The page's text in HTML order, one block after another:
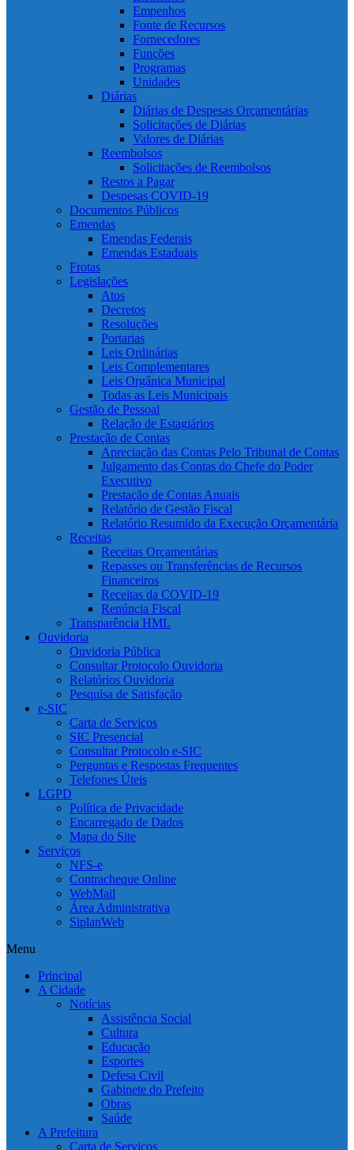
Empenhos
Fonte de Recursos
Fornecedores
Funções
Programas
Unidades
Diárias
Diárias de Despesas Orçamentárias
Solicitações de Diárias
Valores de Diárias
Reembolsos
Solicitações de Reembolsos
Restos a Pagar
Despesas COVID-19
Documentos Públicos
Emendas
Emendas Federais
Emendas Estaduais
Frotas
Legislações
Atos
Decretos
Resoluções
Portarias
Leis Ordinárias
Leis Complementares
Leis Orgânica Municipal
Todas as Leis Municipais
Gestão de Pessoal
Relação de Estagiários
Prestação de Contas
Apreciação das Contas Pelo Tribunal de Contas
Julgamento das Contas do Chefe do Poder
Executivo
Prestação de Contas Anuais
Relatório de Gestão Fiscal
Relatório Resumido da Execução Orçamentária
Receitas
Receitas Orçamentárias
Repasses ou Transferências de Recursos
Financeiros
Receitas da COVID-19
Renúncia Fiscal
Transparência HML
Ouvidoria
Ouvidoria Pública
Consultar Protocolo Ouvidoria
Relatórios Ouvidoria
Pesquisa de Satisfação
e-SIC
Carta de Serviços
SIC Presencial
Consultar Protocolo e-SIC
Perguntas e Respostas Frequentes
Telefones Úteis
LGPD
Política de Privacidade
Encarregado de Dados
Mapa do Site
Serviços
NFS-e
Contracheque Online
WebMail
Área Administrativa
SiplanWeb
Menu
Principal
A Cidade
Notícias
Assistência Social
Cultura
Educação
Esportes
Defesa Civil
Gabinete do Prefeito
Obras
Saúde
A Prefeitura
Carta de Serviços